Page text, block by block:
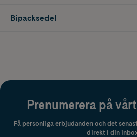
Bipacksedel
Prenumerera på
Få personliga erbjudanden och det
direkt i din